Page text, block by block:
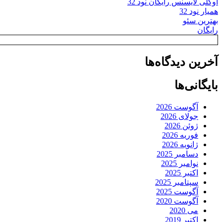
همیار نود 32
بهترین سئو
رایگان
آخرین دیدگاه‌ها
بایگانی‌ها
آگوست 2026
جولای 2026
ژوئن 2026
فوریه 2026
ژانویه 2026
دسامبر 2025
نوامبر 2025
اکتبر 2025
سپتامبر 2025
آگوست 2025
آگوست 2020
می 2020
اکتبر 2019